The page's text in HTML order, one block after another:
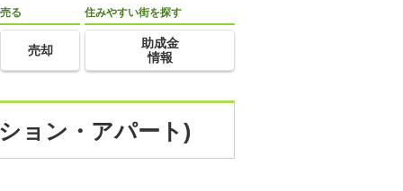
売る
売却
住みやすい街を探す
助成金
情報
ョン・アパート)